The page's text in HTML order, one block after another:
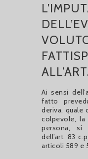
Ai sensi
fatto
deriva, quale
colpevole,
persona, si
dell’art. 83
articoli 589 e